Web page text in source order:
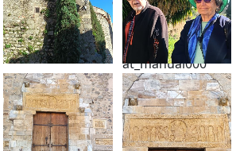
at_manual000